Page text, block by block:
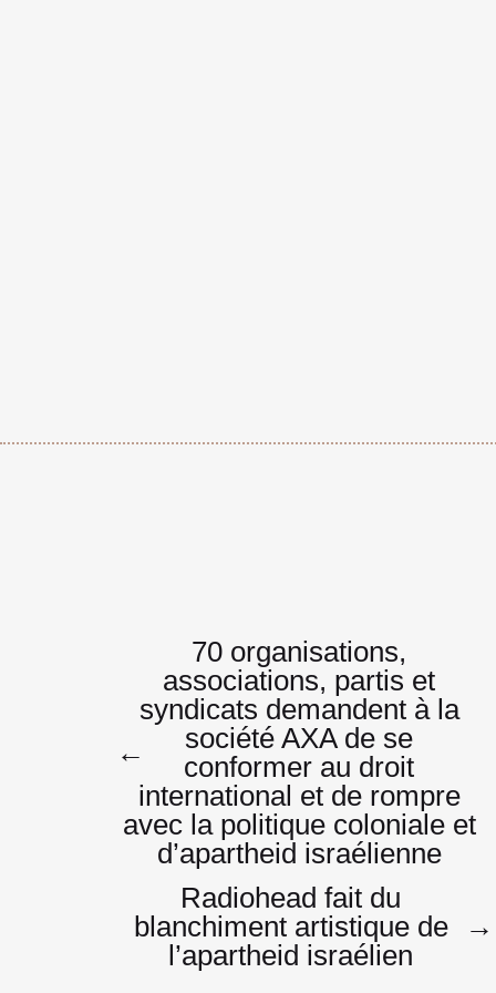
Navigation
de
l’article
←
70 organisations,
associations, partis et
syndicats demandent à la
société AXA de se
conformer au droit
international et de rompre
avec la politique coloniale et
d’apartheid israélienne
Radiohead fait du
blanchiment artistique de
l’apartheid israélien
→